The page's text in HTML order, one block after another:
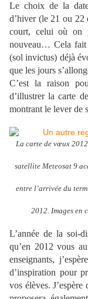
Le choix de la
d’hiver (le 21 ou 22
court, celui où on
nouveau… Cela fait
(sol invictus) déjà
que les jours
C’est la raison
d’illustrer la carte
montrant le lever de
La carte de vœux
satellite Meteosat 9
entre l’arrivée du
2012. Images en
L’année de la soi-
qu’en 2012 vous
enseignants,
d’inspiration pour
vos élèves.